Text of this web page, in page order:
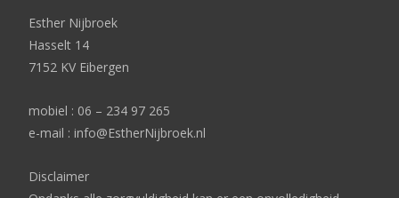
Esther Nijbroek
Hasselt 14
7152 KV Eibergen
mobiel : 06 – 234 97 265
e-mail : info@EstherNijbroek.nl
Disclaimer